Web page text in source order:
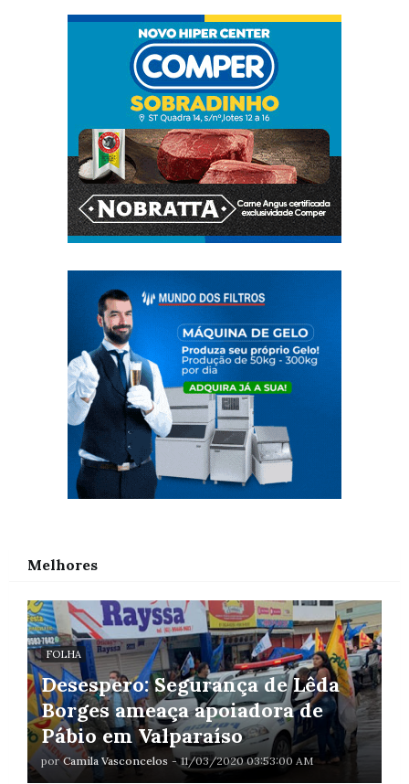
Melhores
FOLHA
Desespero: Segurança de Lêda
Borges ameaça apoiadora de
Pábio em Valparaíso
por Camila Vasconcelos - 11/03/2020 03:53:00 AM